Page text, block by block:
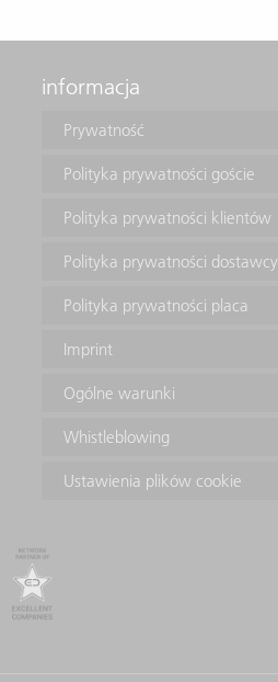
informacja
Prywatność
Polityka prywatności goście
Polityka prywatności klientów
Polityka prywatności dostawcy
Polityka prywatności placa
Imprint
Ogólne warunki
Whistleblowing
Ustawienia plików cookie